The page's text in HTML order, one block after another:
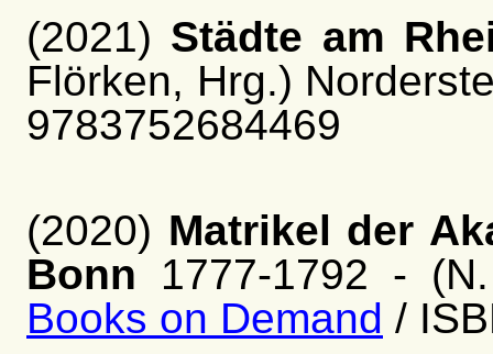
(2021) Städte am
Flörken, Hrg.)
9783752684469
(2020) Matrikel der
Bonn 1777-1792 -
Books on Demand /